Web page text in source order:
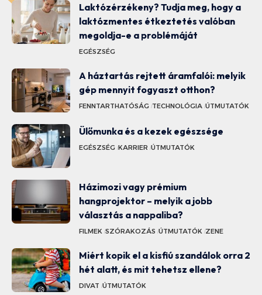
Laktózérzékeny? Tudja meg, hogy a
laktózmentes étkeztetés valóban
megoldja-e a problémáját
EGÉSZSÉG
A háztartás rejtett áramfalói: melyik
gép mennyit fogyaszt otthon?
FENNTARTHATÓSÁG TECHNOLÓGIA ÚTMUTATÓK
Ülőmunka és a kezek egészsége
EGÉSZSÉG KARRIER ÚTMUTATÓK
Házimozi vagy prémium
hangprojektor – melyik a jobb
választás a nappaliba?
FILMEK SZÓRAKOZÁS ÚTMUTATÓK ZENE
Miért kopik el a kisfiú szandálok orra 2
hét alatt, és mit tehetsz ellene?
DIVAT ÚTMUTATÓK